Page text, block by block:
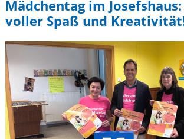
Mädchentag im Josefshaus:
voller Spaß und